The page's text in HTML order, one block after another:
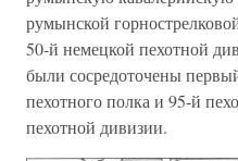
румынской
50-й немецкой пехотной
были сосредоточены
пехотного полка и 95-й
пехотной дивизии.